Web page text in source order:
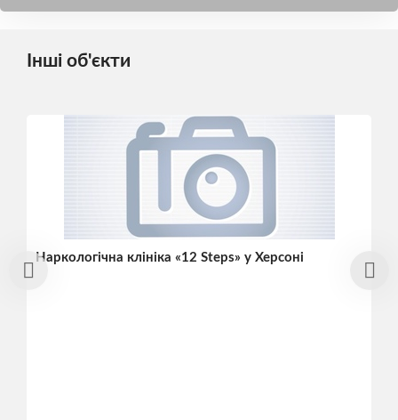
Інші об'єкти
Наркологічна клініка «12 Steps» у Херсоні